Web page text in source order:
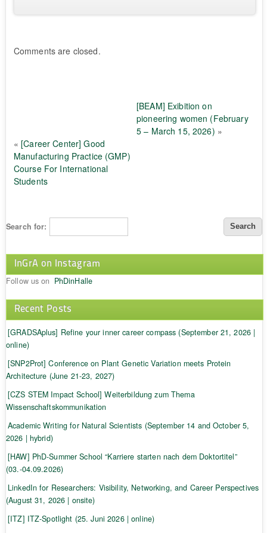
Comments are closed.
[BEAM] Exibition on
pioneering women (February
5 – March 15, 2026) »
«[Career Center] Good
Manufacturing Practice (GMP)
Course For International
Students
Search for:
InGrA on Instagram
Follow us on PhDinHalle
Recent Posts
[GRADSAplus] Refine your inner career compass (September 21, 2026 |
online)
[SNP2Prot] Conference on Plant Genetic Variation meets Protein
Architecture (June 21-23, 2027)
[CZS STEM Impact School] Weiterbildung zum Thema
Wissenschaftskommunikation
Academic Writing for Natural Scientists (September 14 and October 5,
2026 | hybrid)
[HAW] PhD-Summer School “Karriere starten nach dem Doktortitel”
(03.-04.09.2026)
LinkedIn for Researchers: Visibility, Networking, and Career Perspectives
(August 31, 2026 | onsite)
[ITZ] ITZ-Spotlight (25. Juni 2026 | online)